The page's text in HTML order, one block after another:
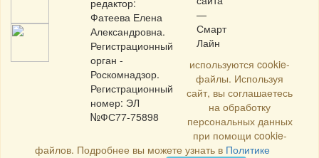
редактор:
Фатеева Елена
Александровна.
Регистрационный
орган -
Роскомнадзор.
Регистрационный
номер: ЭЛ
№ФС77-75898
—
Смарт
Лайн
используются cookie-
файлы. Используя
сайт, вы соглашаетесь
на обработку
персональных данных
при помощи cookie-
файлов. Подробнее вы можете узнать в Политике